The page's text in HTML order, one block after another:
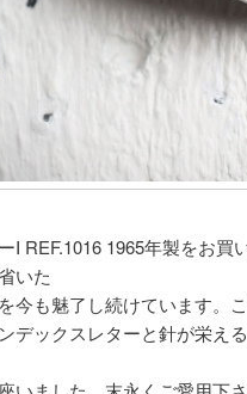
I REF.1016 1965年製をお
いた
今も魅了し続けています。
デックスレターと針が栄え